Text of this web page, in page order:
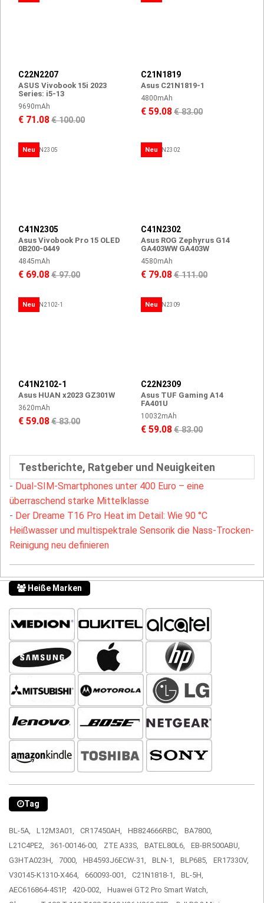
C22N2207
ASUS Vivobook 15i 2023
Series: i5-13
9690mAh
€ 71.08€ 100.00
C21N1819
Asus C21N1819-1
4800mAh
€ 59.08€ 83.00
Neu
C41N2305
Asus Vivobook Pro 15 OLED
0B200-0449
4845mAh
€ 69.08€ 97.00
Neu
C41N2302
Asus ROG Zephyrus G14
GA403WW GA403W
4580mAh
€ 79.08€ 111.00
Neu
C41N2102-1
Asus HUAN x2023 GZ301W
3620mAh
€ 59.08€ 83.00
Neu
C22N2309
Asus TUF Gaming A14
FA401U
10032mAh
€ 59.08€ 83.00
Testberichte, Ratgeber und Neuigkeiten
- Dual-SIM-Smartphones unter 400 Euro – eine
überraschend starke Mittelklasse
- Der Dreame T16 Pro Heat im Detail: Wie 90 °C
Heißwasser und multispektrale Sensorik die Nass-Trocken-
Reinigung neu definieren
Heiße Marken
Tag
BL-5A, L12M3A01, CR17450AH, HB824666RBC,
BA7800,
L21C4PE2,
361-00146-00, ZTE A33S, BATEL80L6,
EB-BR500ABU,
G3HTA023H,
7000, HB4593J6ECW-31, BLN-1, BLP685,
ER17330V,
V30145-K1310-X464,
660093-001, C21N1818-1,
BL-5H,
AEC616864-4S1P,
420-002,
Huawei GT2 Pro Smart Watch,